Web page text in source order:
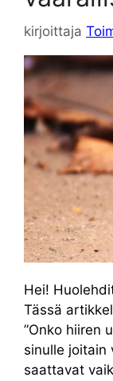
kirjoittaja
Hei!
Tässä
”Onko hiiren
sinulle joitain
saattavat